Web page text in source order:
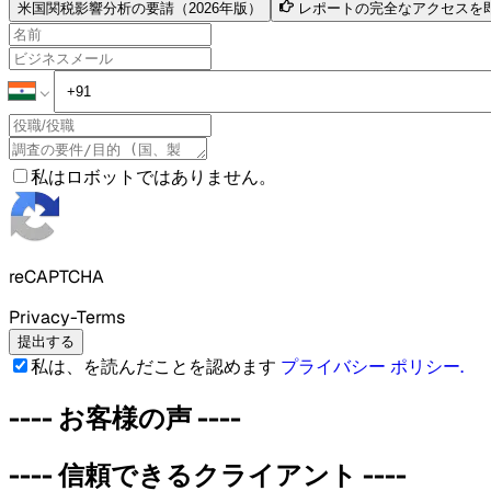
米国関税影響分析の要請（2026年版） レポートの完全なアクセスを
私はロボットではありません。
reCAPTCHA
Privacy-Terms
提出する
私は、を読んだことを認めます プライバシー ポリシー.
----お客様の声----
----信頼できるクライアント ----